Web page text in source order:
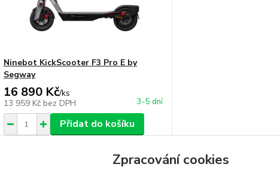
Ninebot KickScooter F3 Pro E by
Segway
16 890 Kč/ks
13 959 Kč bez DPH 3-5 dní
Přidat do košíku
Zpracování cookies